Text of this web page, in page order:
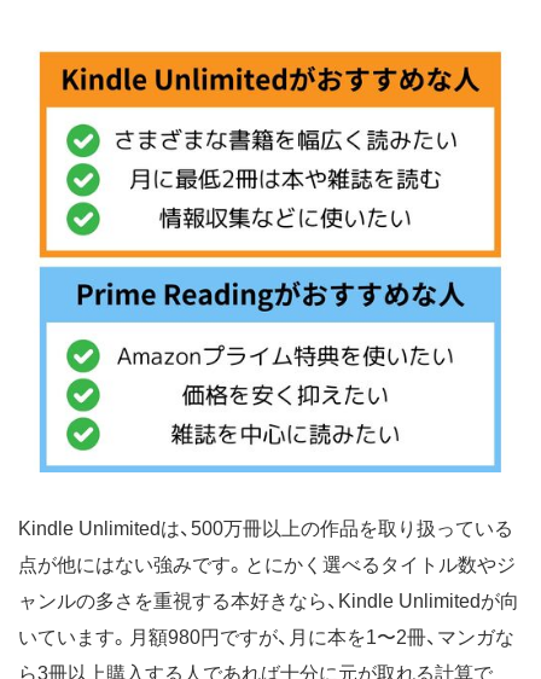
Kindle Unlimitedは、500万冊以上の作品を取り扱っている
点が他にはない強みです。とにかく選べるタイトル数やジ
ャンルの多さを重視する本好きなら、Kindle Unlimitedが向
いています。月額980円ですが、月に本を1〜2冊、マンガな
ら3冊以上購入する人であれば十分に元が取れる計算で